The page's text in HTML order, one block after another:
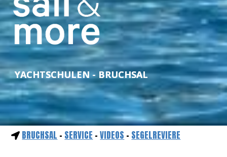
YACHTSCHULEN - BRUCHSAL
BRUCHSAL - SERVICE -VIDEOS - SEGELREVIERE